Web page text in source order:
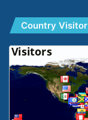
Country Visitor